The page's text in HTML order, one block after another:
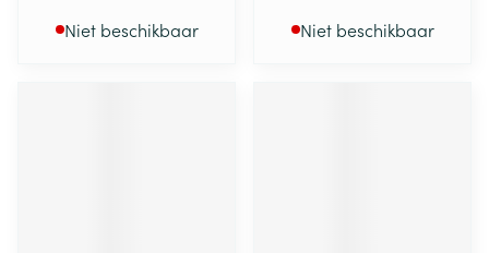
Niet beschikbaar Niet beschikbaar